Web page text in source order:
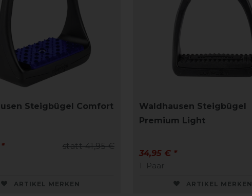
Steigbügel Comfort
statt 41,95 €
ARTIKEL MERKEN
Waldhausen Steigbügel
Premium Light
34,95 € *
1
Paar
ARTIKEL MERKEN